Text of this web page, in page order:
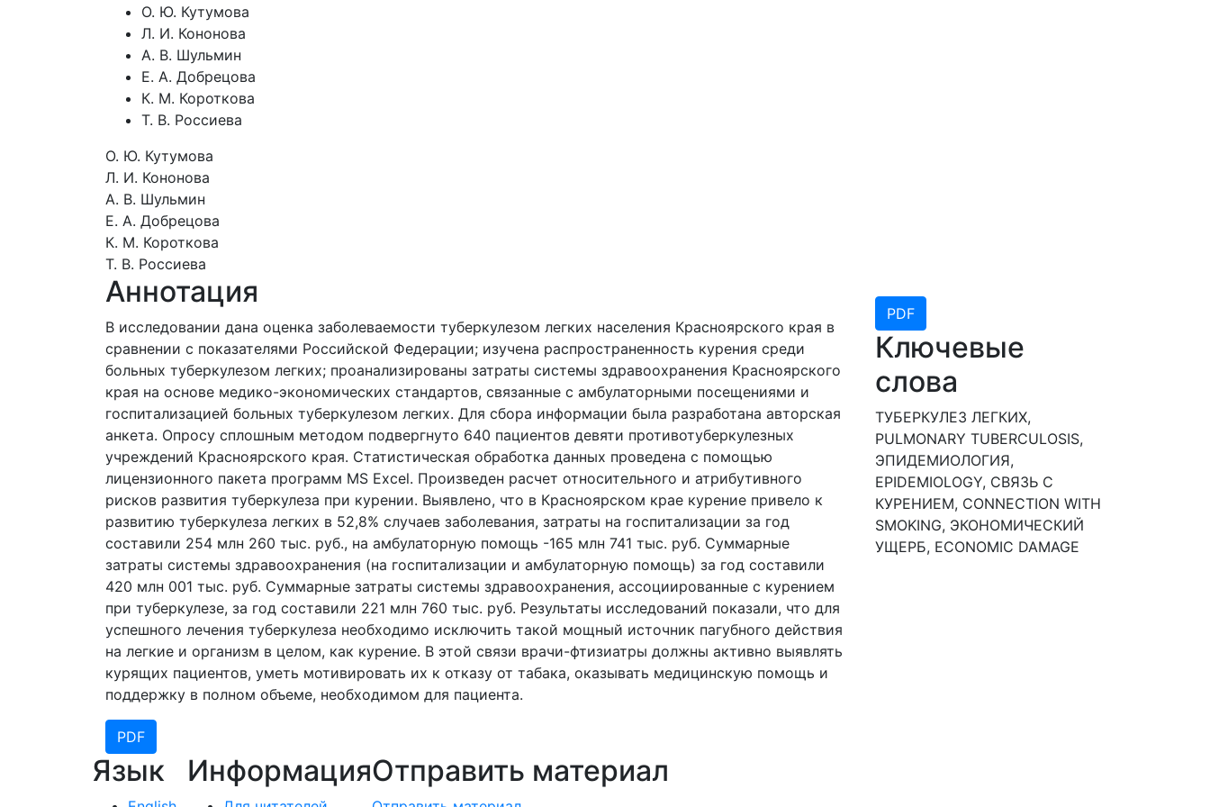
О. Ю. Кутумова
Л. И. Кононова
А. В. Шульмин
Е. А. Добрецова
К. М. Короткова
Т. В. Россиева
О. Ю. Кутумова
Л. И. Кононова
А. В. Шульмин
Е. А. Добрецова
К. М. Короткова
Т. В. Россиева
PDF
Ключевые
слова
ТУБЕРКУЛЕЗ ЛЕГКИХ,
PULMONARY TUBERCULOSIS,
ЭПИДЕМИОЛОГИЯ,
EPIDEMIOLOGY, СВЯЗЬ С
КУРЕНИЕМ, CONNECTION WITH
SMOKING, ЭКОНОМИЧЕСКИЙ
УЩЕРБ, ECONOMIC DAMAGE
Аннотация
В исследовании дана оценка заболеваемости туберкулезом легких населения Красноярского края в
сравнении с показателями Российской Федерации; изучена распространенность курения среди
больных туберкулезом легких; проанализированы затраты системы здравоохранения Красноярского
края на основе медико-экономических стандартов, связанные с амбулаторными посещениями и
госпитализацией больных туберкулезом легких. Для сбора информации была разработана авторская
анкета. Опросу сплошным методом подвергнуто 640 пациентов девяти противотуберкулезных
учреждений Красноярского края. Статистическая обработка данных проведена с помощью
лицензионного пакета программ MS Excel. Произведен расчет относительного и атрибутивного
рисков развития туберкулеза при курении. Выявлено, что в Красноярском крае курение привело к
развитию туберкулеза легких в 52,8% случаев заболевания, затраты на госпитализации за год
составили 254 млн 260 тыс. руб., на амбулаторную помощь -165 млн 741 тыс. руб. Суммарные
затраты системы здравоохранения (на госпитализации и амбулаторную помощь) за год составили
420 млн 001 тыс. руб. Суммарные затраты системы здравоохранения, ассоциированные с курением
при туберкулезе, за год составили 221 млн 760 тыс. руб. Результаты исследований показали, что для
успешного лечения туберкулеза необходимо исключить такой мощный источник пагубного действия
на легкие и организм в целом, как курение. В этой связи врачи-фтизиатры должны активно выявлять
курящих пациентов, уметь мотивировать их к отказу от табака, оказывать медицинскую помощь и
поддержку в полном объеме, необходимом для пациента.
PDF
Язык ИнформацияОтправить материал